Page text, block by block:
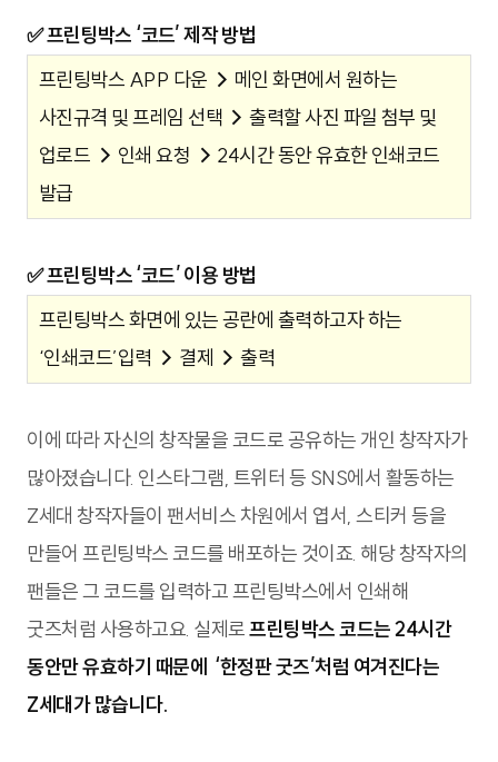
✅ 프린팅박스 ‘코드’ 제작 방법
프린팅박스 APP 다운 → 메인 화면에서 원하는
사진규격 및 프레임 선택 → 출력할 사진 파일 첨부 및
업로드 → 인쇄 요청 → 24시간 동안 유효한 인쇄코드
발급
✅프린팅박스 ‘코드’ 이용 방법
프린팅박스 화면에 있는 공란에 출력하고자 하는
‘인쇄코드’입력 → 결제 → 출력
이에 따라 자신의 창작물을 코드로 공유하는 개인 창작자가
많아졌습니다. 인스타그램, 트위터 등 SNS에서 활동하는
Z세대 창작자들이 팬서비스 차원에서 엽서, 스티커 등을
만들어 프린팅박스 코드를 배포하는 것이죠. 해당 창작자의
팬들은 그 코드를 입력하고 프린팅박스에서 인쇄해
굿즈처럼 사용하고요. 실제로프린팅박스 코드는 24시간
동안만 유효하기 때문에 ‘한정판 굿즈’처럼 여겨진다는
Z세대가 많습니다.